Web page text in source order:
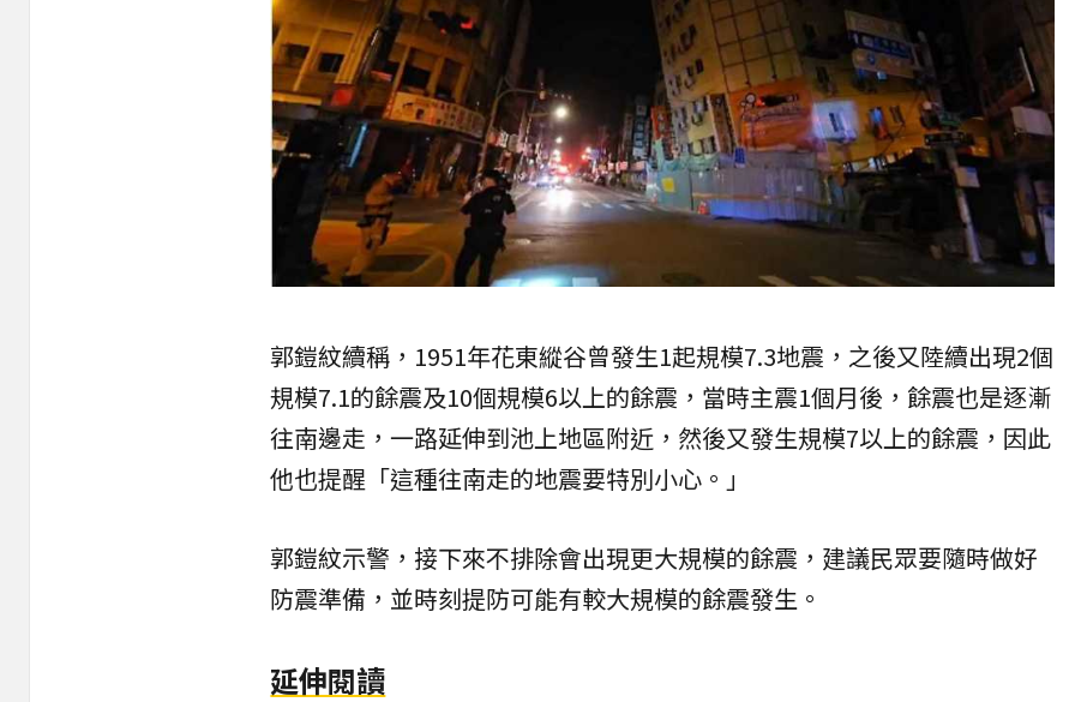
郭鎧紋續稱，1951年花東縱谷曾發生1起規模7.3地震，之後又陸續出現2個
規模7.1的餘震及10個規模6以上的餘震，當時主震1個月後，餘震也是逐漸
往南邊走，一路延伸到池上地區附近，然後又發生規模7以上的餘震，因此
他也提醒「這種往南走的地震要特別小心。」
郭鎧紋示警，接下來不排除會出現更大規模的餘震，建議民眾要隨時做好
防震準備，並時刻提防可能有較大規模的餘震發生。
延伸閱讀